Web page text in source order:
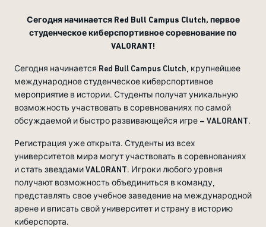
Сегодня начинается Red Bull Campus Clutch, первое
студенческое киберспортивное соревнование по
VALORANT!
Сегодня начинается Red Bull Campus Clutch, крупнейшее
международное студенческое киберспортивное
мероприятие в истории. Студенты получат уникальную
возможность участвовать в соревнованиях по самой
обсуждаемой и быстро развивающейся игре – VALORANT.
Регистрация уже открыта. Студенты из всех
университетов мира могут участвовать в соревнованиях
и стать звездами VALORANT. Игроки любого уровня
получают возможность объединиться в команду,
представлять свое учебное заведение на международной
арене и вписать свой университет и страну в историю
киберспорта.